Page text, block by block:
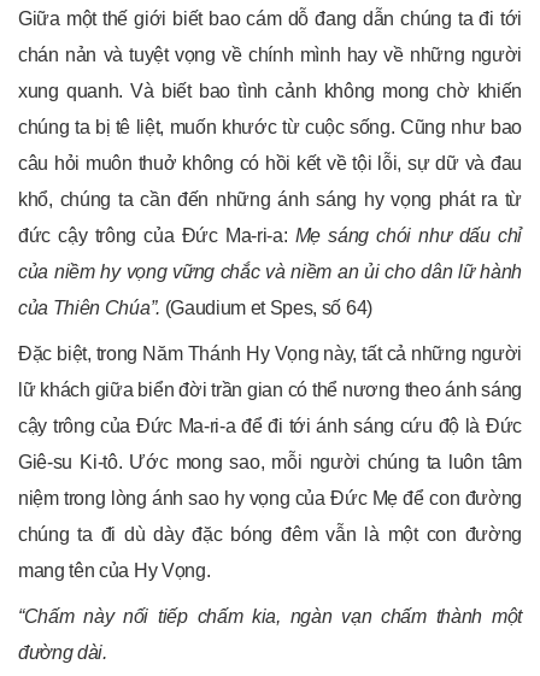
Giữa một thế giới biết bao cám dỗ đang dẫn chúng ta đi tới
chán nản và tuyệt vọng về chính mình hay về những người
xung quanh. Và biết bao tình cảnh không mong chờ khiến
chúng ta bị tê liệt, muốn khước từ cuộc sống. Cũng như bao
câu hỏi muôn thuở không có hồi kết về tội lỗi, sự dữ và đau
khổ, chúng ta cần đến những ánh sáng hy vọng phát ra từ
đức cậy trông của Đức Ma-ri-a: Mẹ sáng chói như dấu chỉ
của niềm hy vọng vững chắc và niềm an ủi cho dân lữ hành
của Thiên Chúa”. (Gaudium et Spes, số 64)
Đặc biệt, trong Năm Thánh Hy Vọng này, tất cả những người
lữ khách giữa biển đời trần gian có thể nương theo ánh sáng
cậy trông của Đức Ma-ri-a để đi tới ánh sáng cứu độ là Đức
Giê-su Ki-tô. Ước mong sao, mỗi người chúng ta luôn tâm
niệm trong lòng ánh sao hy vọng của Đức Mẹ để con đường
chúng ta đi dù dày đặc bóng đêm vẫn là một con đường
mang tên của Hy Vọng.
“Chấm này nối tiếp chấm kia, ngàn vạn chấm thành một
đường dài.